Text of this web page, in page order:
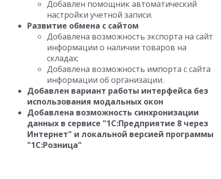
Добавлен помощник автоматический
настройки учетной записи.
Развитие обмена с сайтом
Добавлена возможность экспорта на сайт
информации о наличии товаров на
складах;
Добавлена возможность импорта с сайта
информации об организации.
Добавлен вариант работы интерфейса без
использования модальных окон
Добавлена возможность синхронизации
данных в сервисе "1С:Предприятие 8 через
Интернет" и локальной версией программы
"1С:Розница"